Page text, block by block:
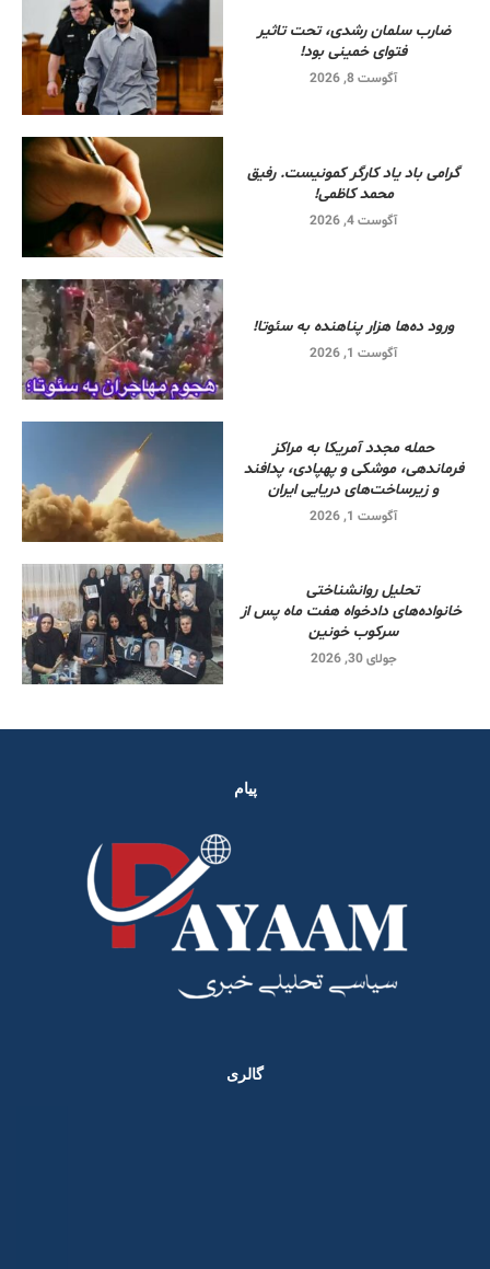
ضارب سلمان رشدی، تحت تاثیر
فتوای خمینی بود!
آگوست 8, 2026
گرامی باد یاد کارگر کمونیست. رفیق
محمد کاظمی!
آگوست 4, 2026
ورود ده‌ها هزار پناهنده به سئوتا!
آگوست 1, 2026
حمله مجدد آمریکا به مراکز
فرماندهی، موشکی و پهپادی، پدافند
و زیرساخت‌های دریایی ایران
آگوست 1, 2026
تحلیل روانشناختی
خانواده‌های دادخواه هفت ماه پس از
سرکوب خونین
جولای 30, 2026
پیام
گالری